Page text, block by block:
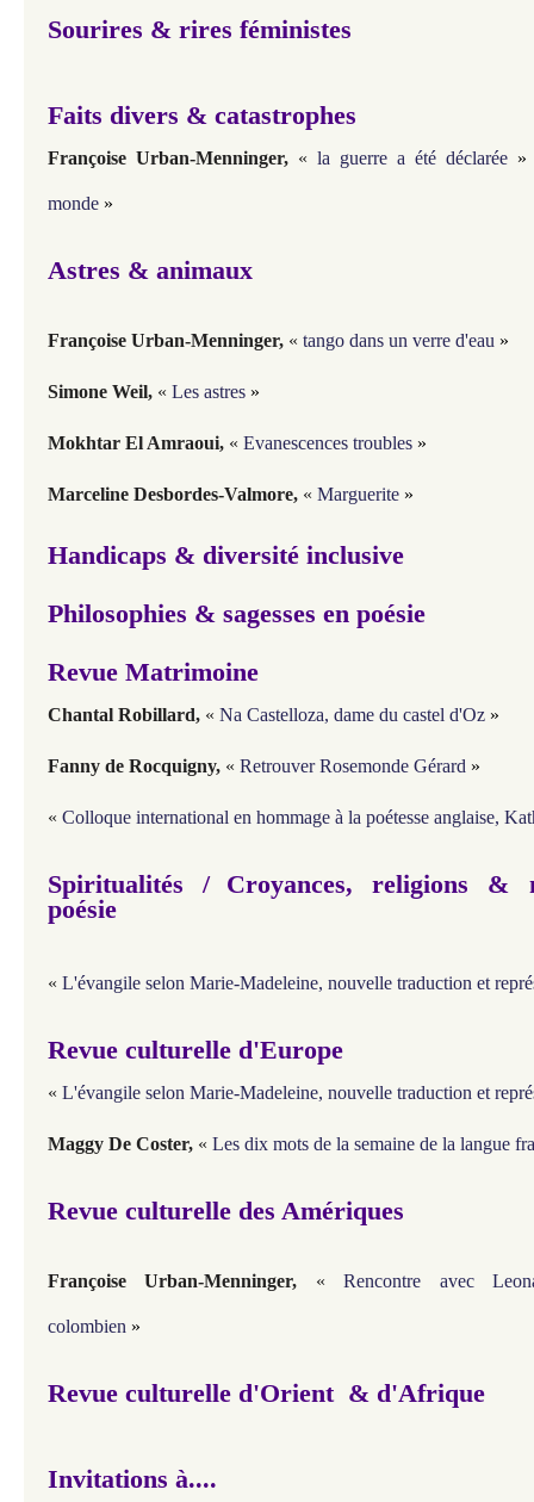
Sourires & rires féministes
Faits divers & catastrophes
Françoise Urban-Menninger, « la guerre a été déclarée »
monde »
Astres & animaux
Françoise Urban-Menninger, « tango dans un verre d'eau »
Simone Weil, « Les astres »
Mokhtar El Amraoui, « Evanescences troubles »
Marceline Desbordes-Valmore, « Marguerite »
Handicaps & diversité inclusive
Philosophies & sagesses en poésie
Revue Matrimoine
Chantal Robillard, « Na Castelloza, dame du castel d'Oz »
Fanny de Rocquigny, « Retrouver Rosemonde Gérard »
« Colloque international en hommage à la poétesse anglaise,
Spiritualités/ Croyances, religions &
poésie
« L'évangile selon Marie-Madeleine, nouvelle traduction et
Revue culturelle d'Europe
« L'évangile selon Marie-Madeleine, nouvelle traduction et
Maggy De Coster, « Les dix mots de la semaine de la langue
Revue culturelle des Amériques
Françoise Urban-Menninger, «Rencontre avec
colombien »
Revue culturelle d'Orient & d'Afrique
Invitations à....